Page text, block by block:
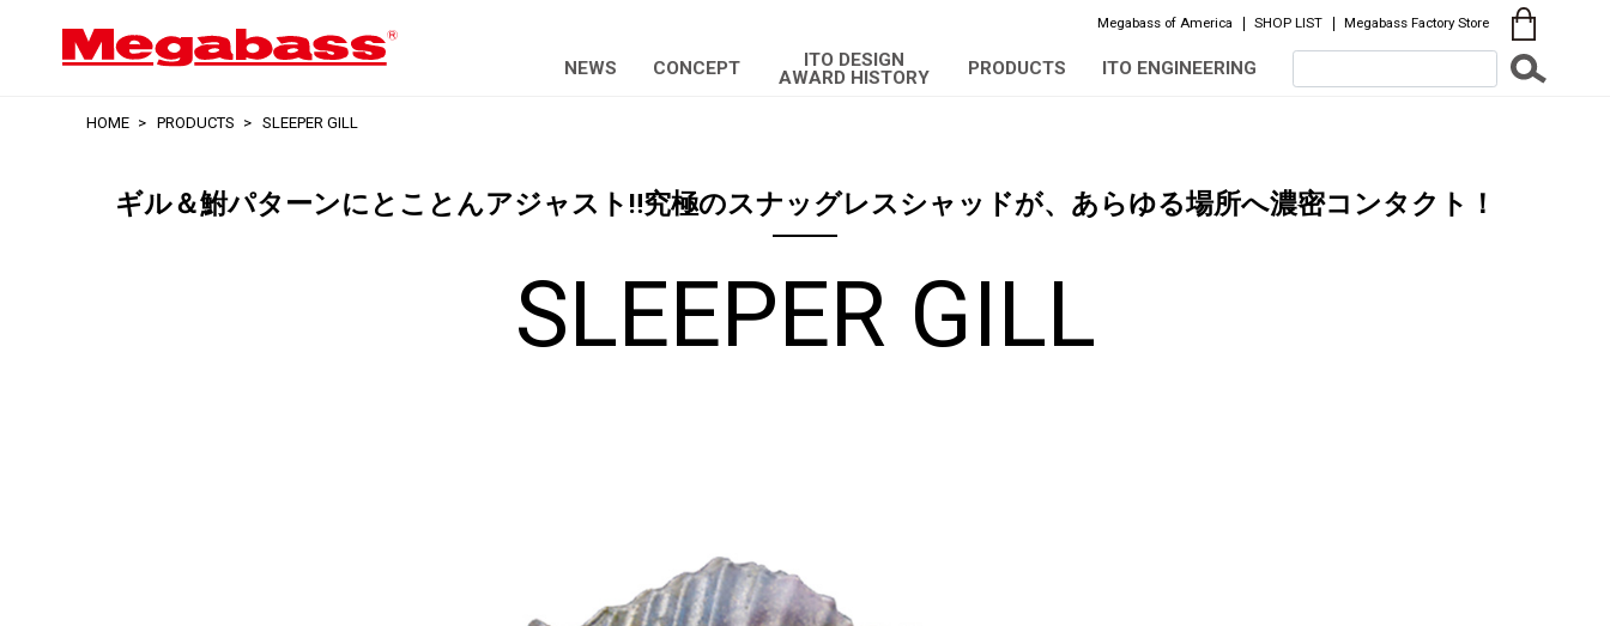
Megabass of America SHOP LIST Megabass Factory Store
NEWS CONCEPT
ITO DESIGN
AWARD HISTORY
PRODUCTS ITO ENGINEERING
HOME PRODUCTS SLEEPER GILL
ギル＆鮒パターンにとことんアジャスト‼究極のスナッグレスシャッドが、あらゆる場所へ濃密コンタクト！
SLEEPER GILL